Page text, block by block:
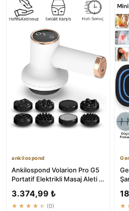
ankilospond
Ankilospond Volarion Pro G5
Portatif Elektrikli Masaj Aleti -
3.374,99 ₺
★★★★★ (0)